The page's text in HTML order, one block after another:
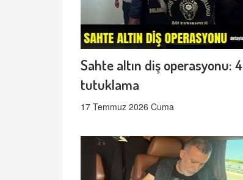
Sahte altın diş operasyonu: 4
tutuklama
17 Temmuz 2026 Cuma